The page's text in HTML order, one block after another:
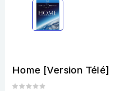
Home [Version Télé]